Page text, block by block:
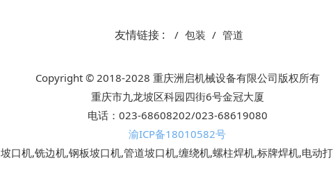
友情链接 : 包装 管道
Copyright © 2018-2028 重庆洲启机械设备有限公司版权所有
重庆市九龙坡区科园四街6号金冠大厦
电话：023-68608202/023-68619080
渝ICP备18010582号
坡口机,铣边机,钢板坡口机,管道坡口机,缠绕机,螺柱焊机,标牌焊机,电动